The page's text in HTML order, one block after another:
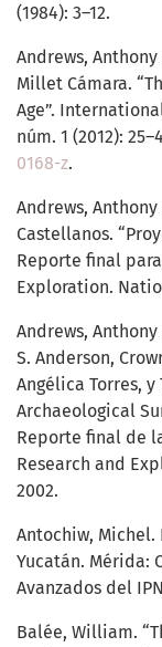
(1984): 3–12.
Andrews,
Millet Cámara.
Age”.
núm. 1 (2012):
0168-z.
Andrews, Anthony
Castellanos.
Reporte final
Exploration.
Andrews,
S. Anderson,
Angélica Torres, y
Archaeological
Reporte final de
Research and
2002.
Antochiw,
Yucatán. Mérida:
Avanzados del
Balée, William.